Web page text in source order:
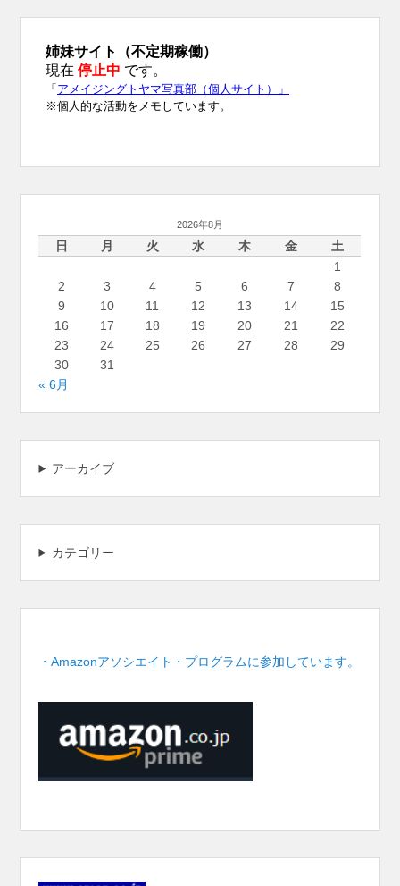
2026年8月
日 月 火 水 木 金
土
1
2
3 4 5 6 7
8
9
10 11 12 13 14
15
16
17 18 19 20 21
22
23
24 25 26 27 28
29
30
31
« 6月
アーカイブ
カテゴリー
・Amazonアソシエイト・プログラムに参加しています。